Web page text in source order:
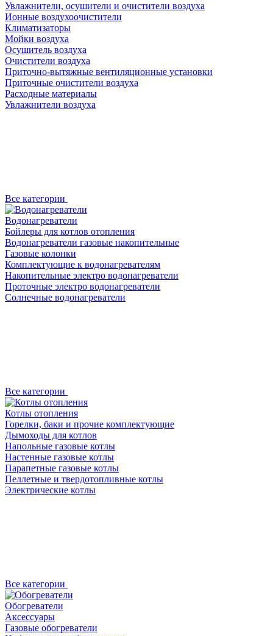
Увлажнители, осушители и очистители воздуха
Ионные воздухоочистители
Климатизаторы
Мойки воздуха
Осушитель воздуха
Очистители воздуха
Приточно-вытяжные вентиляционные установки
Приточные очистители воздуха
Расходные материалы
Увлажнители воздуха
Все категории
Водонагреватели
Бойлеры для котлов отопления
Водонагреватели газовые накопительные
Газовые колонки
Комплектующие к водонагревателям
Накопительные электро водонагреватели
Проточные электро водонагреватели
Солнечные водонагреватели
Все категории
Котлы отопления
Горелки, баки и прочие комплектующие
Дымоходы для котлов
Напольные газовые котлы
Настенные газовые котлы
Парапетные газовые котлы
Пеллетные и твердотопливные котлы
Электрические котлы
Все категории
Обогреватели
Аксессуары
Газовые обогреватели